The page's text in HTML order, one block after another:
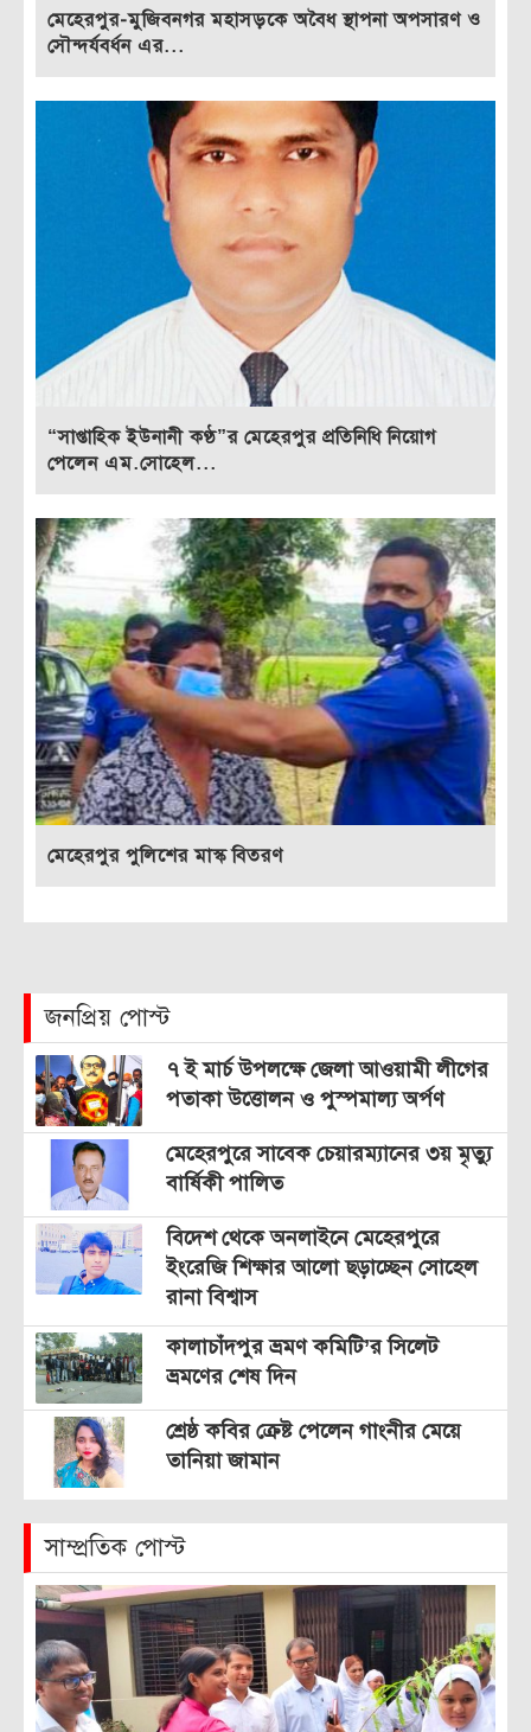
মেহেরপুর-মুজিবনগর মহাসড়কে অবৈধ স্থাপনা অপসারণ ও
সৌন্দর্যবর্ধন এর...
“সাপ্তাহিক ইউনানী কণ্ঠ”র মেহেরপুর প্রতিনিধি নিয়োগ
পেলেন এম.সোহেল...
মেহেরপুর পুলিশের মাস্ক বিতরণ
জনপ্রিয় পোস্ট
৭ ই মার্চ উপলক্ষে জেলা আওয়ামী লীগের
পতাকা উত্তোলন ও পুস্পমাল্য অর্পণ
মেহেরপুরে সাবেক চেয়ারম্যানের ৩য় মৃত্যু
বার্ষিকী পালিত
বিদেশ থেকে অনলাইনে মেহেরপুরে
ইংরেজি শিক্ষার আলো ছড়াচ্ছেন সোহেল
রানা বিশ্বাস
কালাচাঁদপুর ভ্রমণ কমিটি’র সিলেট
ভ্রমণের শেষ দিন
শ্রেষ্ঠ কবির ক্রেষ্ট পেলেন গাংনীর মেয়ে
তানিয়া জামান
সাম্প্রতিক পোস্ট